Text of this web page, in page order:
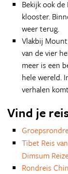
Bekijk ook
klooster.
weer terug.
Vlakbij
van de vier
meer is een
hele wereld.
verhalen
Vind je
Tibet Reis
Dimsum
Rondreis